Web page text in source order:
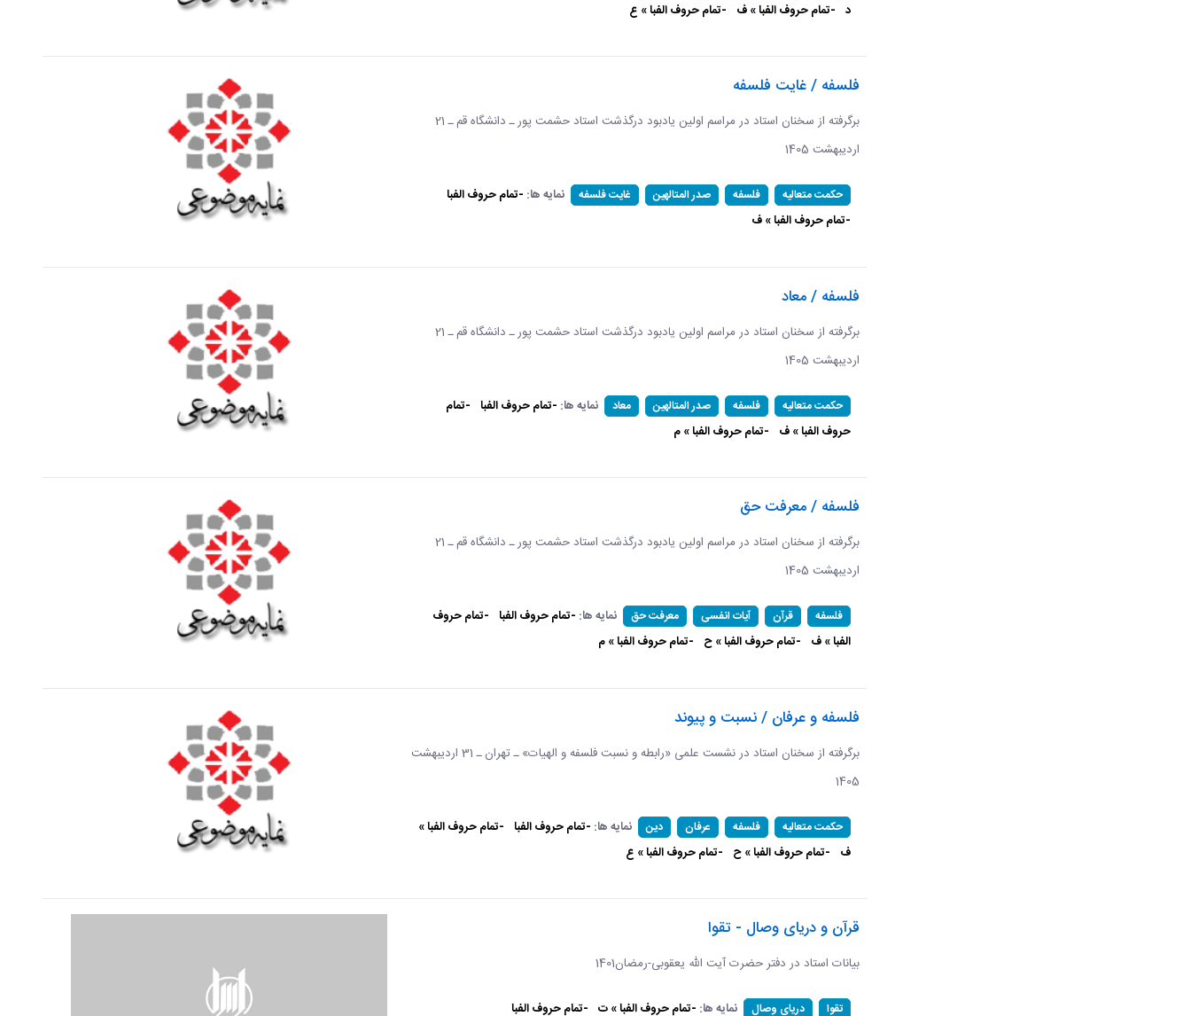
د -تمام حروف الفبا » ف -تمام حروف الفبا » ع
فلسفه / غایت فلسفه
برگرفته از سخنان استاد در مراسم اولین یادبود درگذشت استاد حشمت پور ـ دانشگاه قم ـ 21
اردیبهشت 1405 ​​​​​​​
حکمت متعالیه فلسفه صدر المتالهین غایت فلسفه نمایه ها: -تمام حروف الفبا
-تمام حروف الفبا » ف
فلسفه / معاد
برگرفته از سخنان استاد در مراسم اولین یادبود درگذشت استاد حشمت پور ـ دانشگاه قم ـ 21
اردیبهشت 1405 ​​​​​​​
حکمت متعالیه فلسفه صدر المتالهین معاد نمایه ها: -تمام حروف الفبا -تمام
حروف الفبا » ف -تمام حروف الفبا » م
فلسفه / معرفت حق
برگرفته از سخنان استاد در مراسم اولین یادبود درگذشت استاد حشمت پور ـ دانشگاه قم ـ 21
اردیبهشت 1405 ​​​​​​​
فلسفه قرآن آیات انفسی معرفت حق نمایه ها: -تمام حروف الفبا -تمام حروف
الفبا » ف -تمام حروف الفبا » ح -تمام حروف الفبا » م
فلسفه و عرفان / نسبت و پیوند
برگرفته از سخنان استاد در نشست علمی «رابطه و نسبت فلسفه و الهیات» ـ تهران ـ 31 اردیبهشت
1405
حکمت متعالیه فلسفه عرفان دین نمایه ها: -تمام حروف الفبا -تمام حروف الفبا »
ف -تمام حروف الفبا » ح -تمام حروف الفبا » ع
قرآن و دریای وصال - تقوا
بیانات استاد در دفتر حضرت آیت الله یعقوبی-رمضان1401
تقوا دریای وصال نمایه ها: -تمام حروف الفبا » ت -تمام حروف الفبا